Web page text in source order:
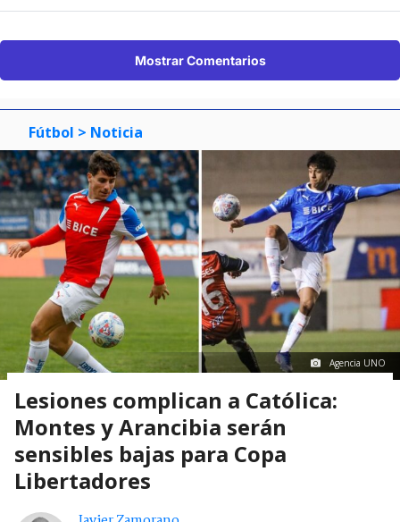
Mostrar Comentarios
Fútbol > Noticia
Agencia UNO
Lesiones complican a Católica:
Montes y Arancibia serán
sensibles bajas para Copa
Libertadores